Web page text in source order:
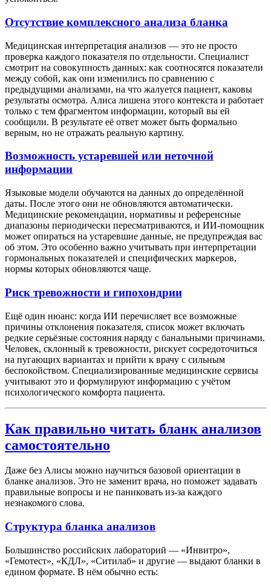
Отсутствие комплексного анализа бланка
Медицинская интерпретация анализов — это не просто
проверка каждого показателя по отдельности. Специалист
смотрит на совокупность данных: как соотносятся показатели
между собой, как они изменились по сравнению с
предыдущими анализами, на что жалуется пациент, каковы
результаты осмотра. Алиса лишена этого контекста и работает
только с тем фрагментом информации, который вы ей
сообщили. В результате её ответ может быть формально
верным, но не отражать реальную картину.
Возможность устаревшей или неточной
информации
Языковые модели обучаются на данных до определённой
даты. После этого они не обновляются автоматически.
Медицинские рекомендации, нормативы и референсные
диапазоны периодически пересматриваются, и ИИ-помощник
может опираться на устаревшие данные, не предупреждая вас
об этом. Это особенно важно учитывать при интерпретации
гормональных показателей и специфических маркеров,
нормы которых обновляются чаще.
Риск тревожности и гипохондрии
Ещё один нюанс: когда ИИ перечисляет все возможные
причины отклонения показателя, список может включать
редкие серьёзные состояния наряду с банальными причинами.
Человек, склонный к тревожности, рискует сосредоточиться
на пугающих вариантах и прийти к врачу с сильным
беспокойством. Специализированные медицинские сервисы
учитывают это и формулируют информацию с учётом
психологического комфорта пациента.
Как правильно читать бланк анализов
самостоятельно
Даже без Алисы можно научиться базовой ориентации в
бланке анализов. Это не заменит врача, но поможет задавать
правильные вопросы и не паниковать из-за каждого
незнакомого слова.
Структура бланка анализов
Большинство российских лабораторий — «Инвитро»,
«Гемотест», «КДЛ», «Ситилаб» и другие — выдают бланки в
едином формате. В нём обычно есть: